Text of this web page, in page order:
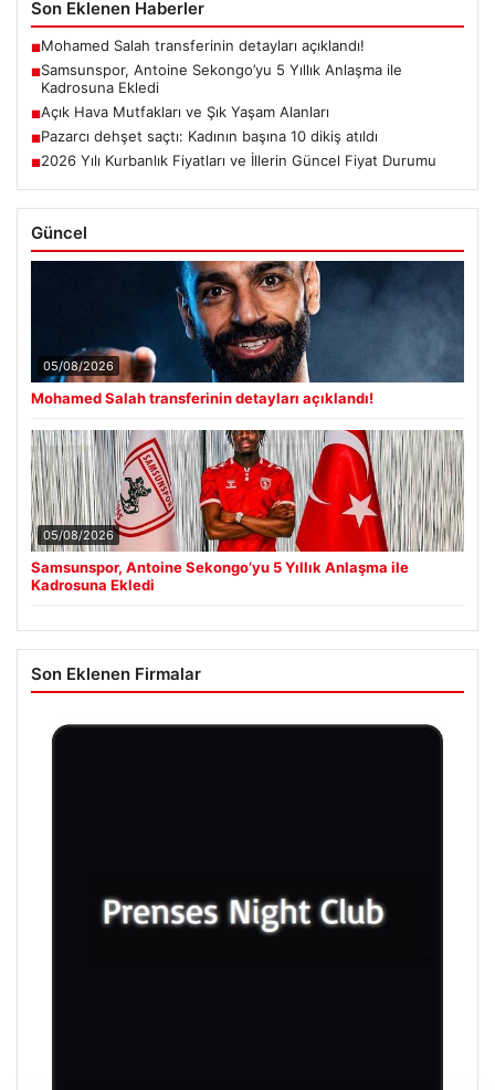
Son Eklenen Haberler
■Mohamed Salah transferinin detayları açıklandı!
■Samsunspor, Antoine Sekongo’yu 5 Yıllık Anlaşma ile
Kadrosuna Ekledi
■Açık Hava Mutfakları ve Şık Yaşam Alanları
■Pazarcı dehşet saçtı: Kadının başına 10 dikiş atıldı
■2026 Yılı Kurbanlık Fiyatları ve İllerin Güncel Fiyat Durumu
Güncel
05/08/2026
Mohamed Salah transferinin detayları açıklandı!
05/08/2026
Samsunspor, Antoine Sekongo’yu 5 Yıllık Anlaşma ile
Kadrosuna Ekledi
Son Eklenen Firmalar